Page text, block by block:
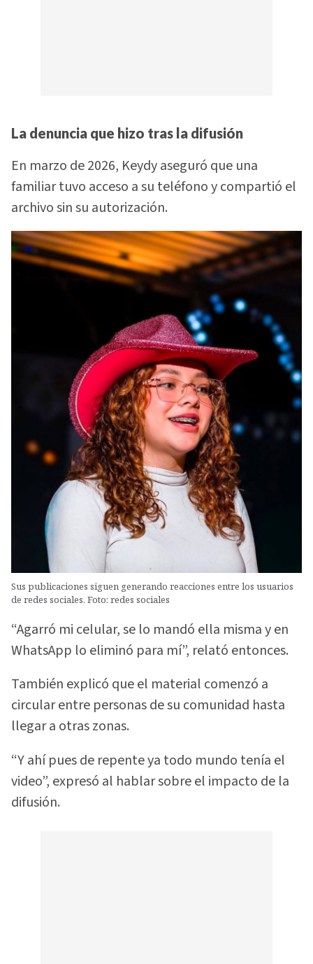
La denuncia que hizo tras la difusión
En marzo de 2026, Keydy aseguró que una
familiar tuvo acceso a su teléfono y compartió el
archivo sin su autorización.
Sus publicaciones siguen generando reacciones entre los usuarios
de redes sociales. Foto: redes sociales
“Agarró mi celular, se lo mandó ella misma y en
WhatsApp lo eliminó para mí”, relató entonces.
También explicó que el material comenzó a
circular entre personas de su comunidad hasta
llegar a otras zonas.
“Y ahí pues de repente ya todo mundo tenía el
video”, expresó al hablar sobre el impacto de la
difusión.